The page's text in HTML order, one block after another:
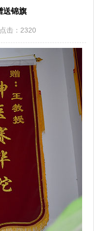
送锦旗
点击：2320